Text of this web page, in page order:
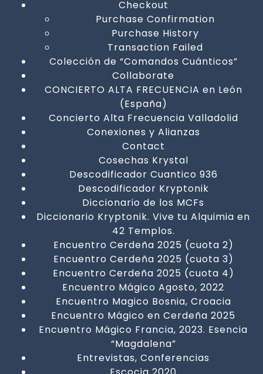
Checkout
Purchase Confirmation
Purchase History
Transaction Failed
Colección de “Comandos Cuánticos”
Collaborate
CONCIERTO ALTA FRECUENCIA en León
(España)
Concierto Alta Frecuencia Valladolid
Conexiones y Alianzas
Contact
Cosechas Krystal
Descodificador Cuantico 936
Descodificador Kryptonik
Diccionario de los MCFs
Diccionario Kryptonik. Vive tu Alquimia en
42 Templos.
Encuentro Cerdeña 2025 (cuota 2)
Encuentro Cerdeña 2025 (cuota 3)
Encuentro Cerdeña 2025 (cuota 4)
Encuentro Mágico Agosto, 2022
Encuentro Magico Bosnia, Croacia
Encuentro Mágico en Cerdeña 2025
Encuentro Mágico Francia, 2023. Esencia
“Magdalena”
Entrevistas, Conferencias